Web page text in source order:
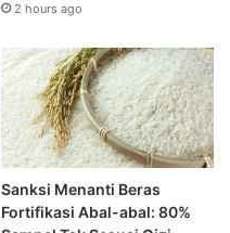
2 hours ago
Sanksi Menanti Beras
Fortifikasi Abal-abal: 80%